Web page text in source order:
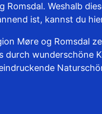
Romsdal. Weshalb
ist, kannst du
Møre og Romsdal
durch wunderschöne